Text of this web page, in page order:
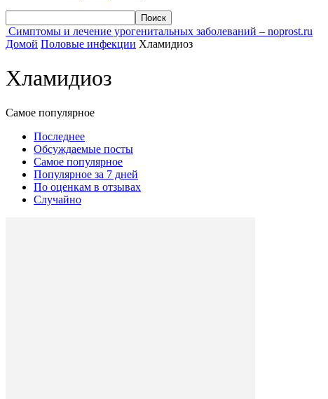
Симптомы и лечение урогенитальных заболеваний – noprost.ru
Домой Половые инфекции Хламидиоз
Хламидиоз
Самое популярное
Последнее
Обсуждаемые посты
Самое популярное
Популярное за 7 дней
По оценкам в отзывах
Случайно